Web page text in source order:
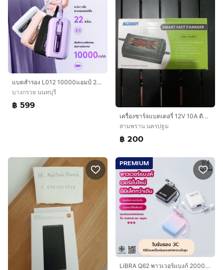
แบตสำรอง L012 10000แอมป์ 22.5w ชาร์จเร็วมีสายไทซี+ไอโฟน มี ม.อ.ก 2079-2560 พกพามินิ ร้านคละสีให้
บางกรวย นนทบุรี
฿ 599
เครื่องชาร์จแบตเตอรี่ 12V 10A ดิจิตอล SUOER SON-1210D+ ชาร์จเต็มตัดอัตโนมัติ
สามพราน นครปฐม
฿ 200
PREMIUM
LiBRA Q62 พาวเวอร์แบงก์ 20000mAh Fast Charge 66W เพาเวอร์แบงค์ชาร์จเร็ว มินิขนาดเล็ก พกพาง่าย อึด